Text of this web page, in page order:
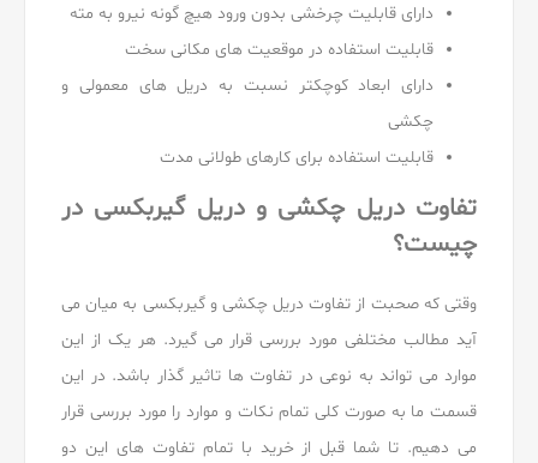
دارای قابلیت چرخشی بدون ورود هیچ گونه نیرو به مته
قابلیت استفاده در موقعیت های مکانی سخت
دارای ابعاد کوچکتر نسبت به دریل های معمولی و
چکشی
قابلیت استفاده برای کارهای طولانی مدت
تفاوت دریل چکشی و دریل گیربکسی در
چیست؟
وقتی که صحبت از تفاوت دریل چکشی و گیربکسی به میان می
آید مطالب مختلفی مورد بررسی قرار می گیرد. هر یک از این
موارد می تواند به نوعی در تفاوت ها تاثیر گذار باشد. در این
قسمت ما به صورت کلی تمام نکات و موارد را مورد بررسی قرار
می دهیم. تا شما قبل از خرید با تمام تفاوت های این دو